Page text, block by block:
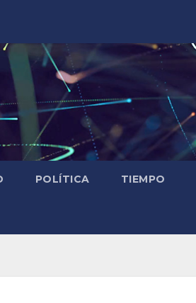
POLÍTICA TIEMPO